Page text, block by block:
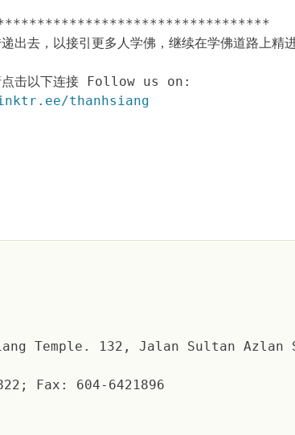
出去，以接引更多人学佛，继续在学佛道路上精
点击以下连接 Follow us on:
thanhsiang
Temple. 132, Jalan Sultan Azlan
Fax: 604-6421896